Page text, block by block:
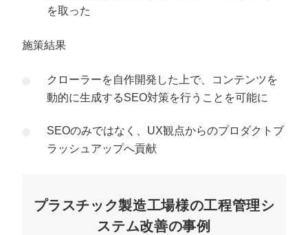
を取った
施策結果
クローラーを自作開発した上で、コンテンツを
動的に生成するSEO対策を行うことを可能に
SEOのみではなく、UX観点からのプロダクトブ
ラッシュアップへ貢献
プラスチック製造工場様の工程管理シ
ステム改善の事例